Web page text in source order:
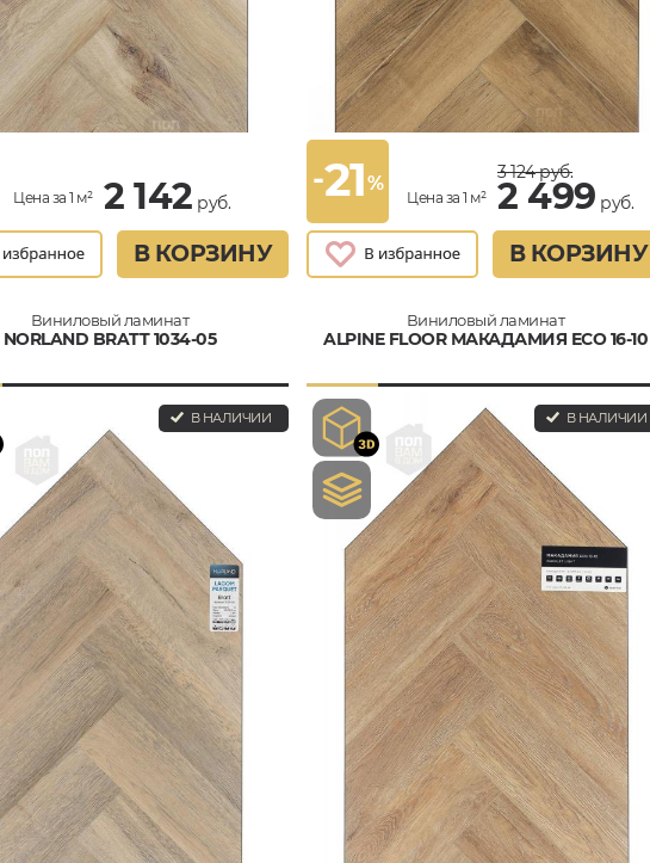
Цена за 1 м² 2 142 руб.
В КОРЗИНУ
-21%
Цена за 1 м²
3 124руб.
2 499 руб.
В КОРЗИНУ
Виниловый ламинат
NORLAND BRATT 1034-05
В НАЛИЧИИ
Виниловый ламинат
ALPINE FLOOR МАКАДАМИЯ ECO 16-10
В НАЛИЧИИ